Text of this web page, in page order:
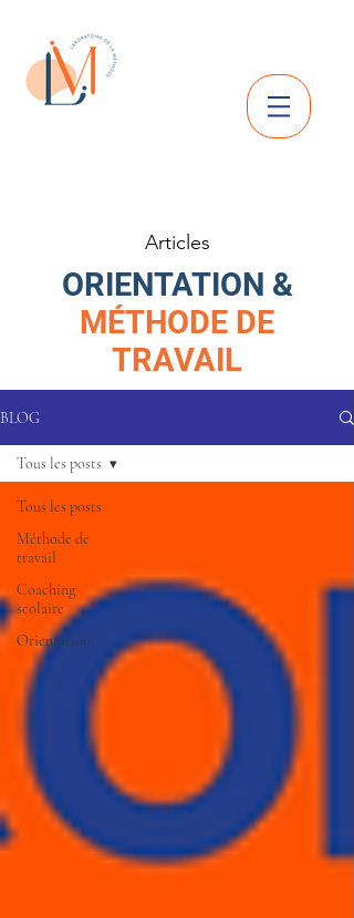
Articles
ORIENTATION &
MÉTHODE DE
TRAVAIL
BLOG
Tous les posts
Méthode de
travail
Coaching
scolaire
Orientation
Tous les posts